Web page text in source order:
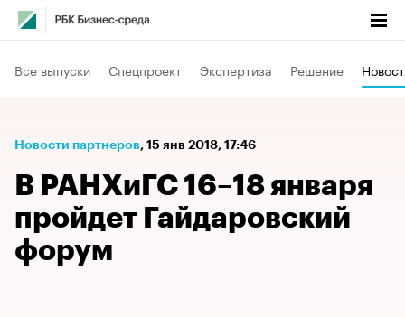
Все выпуски Спецпроект Экспертиза Решение
Новости партнеров⁠, 15 янв 2018, 17:46
В ​РАНХиГС 16–18 января
пройдет Гайдаровский
форум​